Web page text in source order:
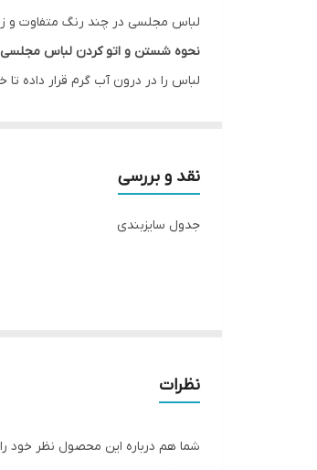
لباس مجلسی در چند رنگ متفاوت و زیبا با
نحوه شستن و اتو کردن لباس مجلسی
لباس را در درون آب گرم قرار داده
مراتب درجه را بروی ارقام بیشتری
لطفا در ثبت سفارش سایز خود دقت
نقد و بررسی
جدول سایزبندی
نظرات
شما هم درباره این محصول نظر خود